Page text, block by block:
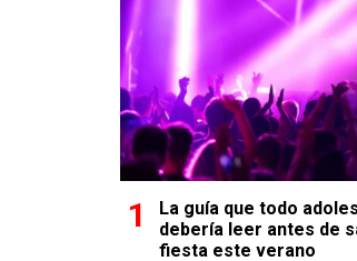
La guía que todo
debería leer antes de
fiesta este verano